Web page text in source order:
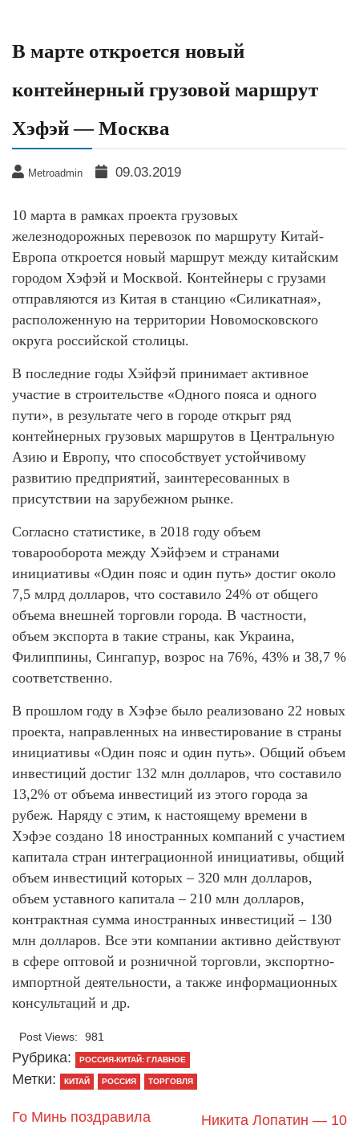
В марте откроется новый
контейнерный грузовой маршрут
Хэфэй — Москва
Metroadmin 09.03.2019
10 марта в рамках проекта грузовых
железнодорожных перевозок по маршруту Китай-
Европа откроется новый маршрут между китайским
городом Хэфэй и Москвой. Контейнеры с грузами
отправляются из Китая в станцию «Силикатная»,
расположенную на территории Новомосковского
округа российской столицы.
В последние годы Хэйфэй принимает активное
участие в строительстве «Одного пояса и одного
пути», в результате чего в городе открыт ряд
контейнерных грузовых маршрутов в Центральную
Азию и Европу, что способствует устойчивому
развитию предприятий, заинтересованных в
присутствии на зарубежном рынке.
Согласно статистике, в 2018 году объем
товарооборота между Хэйфэем и странами
инициативы «Один пояс и один путь» достиг около
7,5 млрд долларов, что составило 24% от общего
объема внешней торговли города. В частности,
объем экспорта в такие страны, как Украина,
Филиппины, Сингапур, возрос на 76%, 43% и 38,7 %
соответственно.
В прошлом году в Хэфэе было реализовано 22 новых
проекта, направленных на инвестирование в страны
инициативы «Один пояс и один путь». Общий объем
инвестиций достиг 132 млн долларов, что составило
13,2% от объема инвестиций из этого города за
рубеж. Наряду с этим, к настоящему времени в
Хэфэе создано 18 иностранных компаний с участием
капитала стран интеграционной инициативы, общий
объем инвестиций которых – 320 млн долларов,
объем уставного капитала – 210 млн долларов,
контрактная сумма иностранных инвестиций – 130
млн долларов. Все эти компании активно действуют
в сфере оптовой и розничной торговли, экспортно-
импортной деятельности, а также информационных
консультаций и др.
Post Views: 981
Рубрика: РОССИЯ-КИТАЙ: ГЛАВНОЕ
Метки: КИТАЙ РОССИЯ ТОРГОВЛЯ
Го Минь поздравила
Никита Лопатин — 10